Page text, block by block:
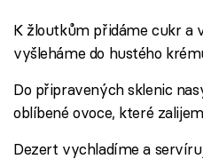
K žloutkům přidáme cukr a
vyšleháme do hustého
Do připravených sklenic
oblíbené ovoce, které
Dezert vychladíme a